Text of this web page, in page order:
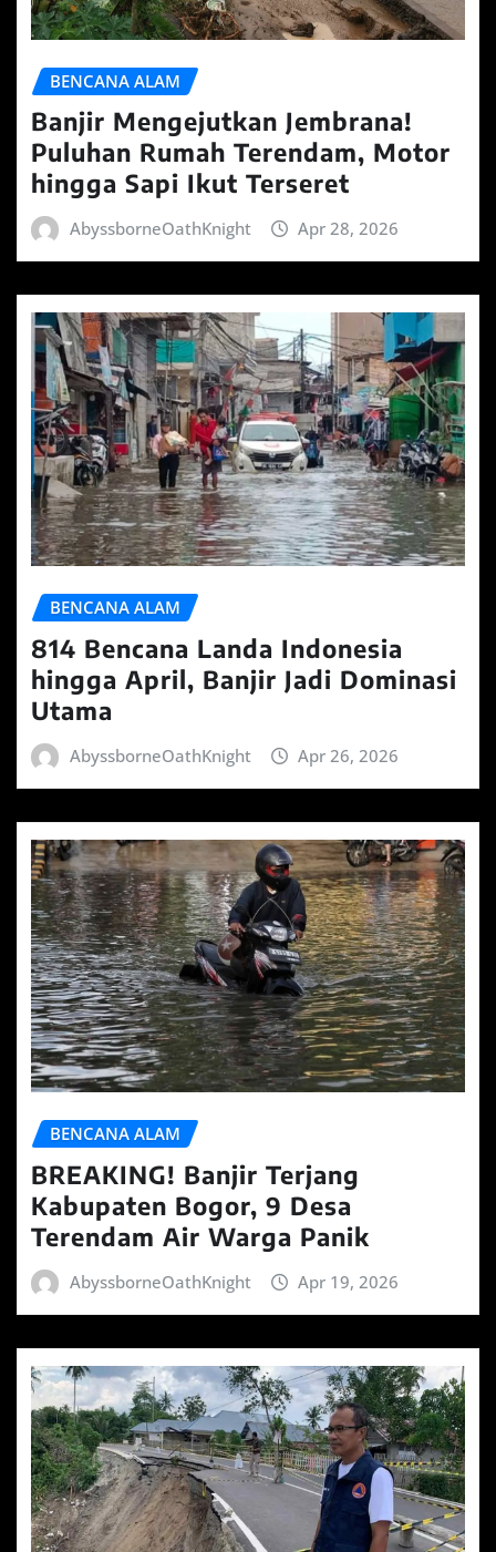
BENCANA ALAM
Banjir Mengejutkan Jembrana!
Puluhan Rumah Terendam, Motor
hingga Sapi Ikut Terseret
AbyssborneOathKnight Apr 28, 2026
BENCANA ALAM
814 Bencana Landa Indonesia
hingga April, Banjir Jadi Dominasi
Utama
AbyssborneOathKnight Apr 26, 2026
BENCANA ALAM
BREAKING! Banjir Terjang
Kabupaten Bogor, 9 Desa
Terendam Air Warga Panik
AbyssborneOathKnight Apr 19, 2026